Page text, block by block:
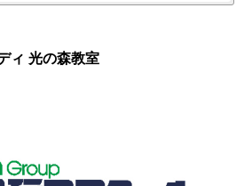
ィ 光の森教室